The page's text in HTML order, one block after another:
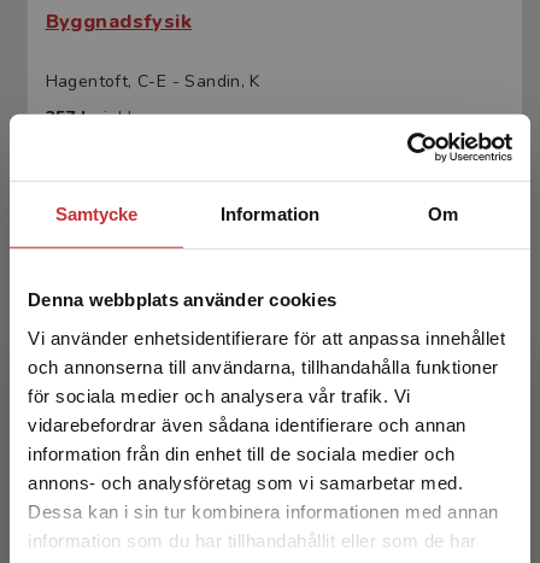
Samtycke Information Om
Denna webbplats använder cookies
Vi använder enhetsidentifierare för att anpassa innehållet
och annonserna till användarna, tillhandahålla funktioner
för sociala medier och analysera vår trafik. Vi
vidarebefordrar även sådana identifierare och annan
information från din enhet till de sociala medier och
annons- och analysföretag som vi samarbetar med.
Dessa kan i sin tur kombinera informationen med annan
information som du har tillhandahållit eller som de har
Begränsad fraktregion
Det verkar som att du besöker
Byggnadsfysik
Hagentoft, C-E - Sandin, K
357 krinkl. moms
Vandrande fukt Strålande värme. Så fungerar
hus
Hagentoft, Carl-Eric
479 kr inkl. moms